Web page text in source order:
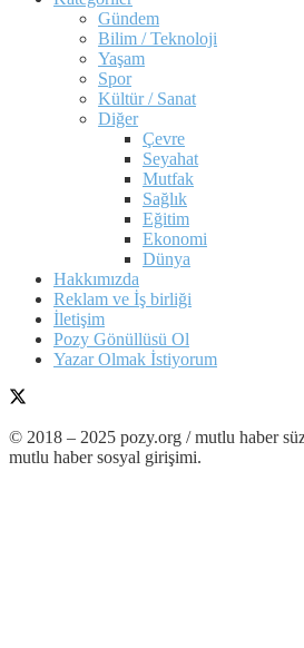
Gündem
Bilim / Teknoloji
Yaşam
Spor
Kültür / Sanat
Diğer
Çevre
Seyahat
Mutfak
Sağlık
Eğitim
Ekonomi
Dünya
Hakkımızda
Reklam ve İş birliği
İletişim
Pozy Gönüllüsü Ol
Yazar Olmak İstiyorum
© 2018 – 2025 pozy.org / mutlu haber
mutlu haber sosyal girişimi.